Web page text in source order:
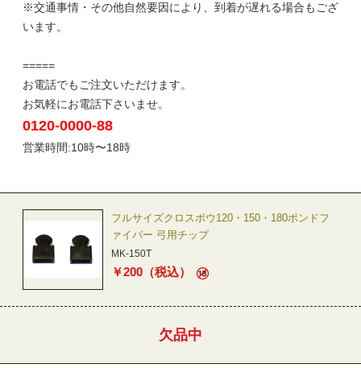
※交通事情・その他自然要因により、到着が遅れる場合もござ
います。
=====
お電話でもご注文いただけます。
お気軽にお電話下さいませ。
0120-0000-88
営業時間:10時〜18時
フルサイズクロスボウ120・150・180ポンドフ
ァイバー 弓用チップ
MK-150T
￥200 （税込）
欠品中